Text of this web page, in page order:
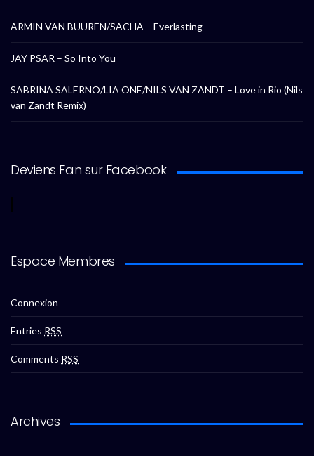
ARMIN VAN BUUREN/SACHA – Everlasting
JAY PSAR – So Into You
SABRINA SALERNO/LIA ONE/NILS VAN ZANDT – Love in Rio (Nils
van Zandt Remix)
Deviens Fan sur Facebook
Espace Membres
Connexion
Entries RSS
Comments RSS
Archives